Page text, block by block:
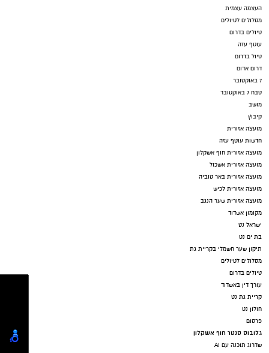
העצמה עצמית
מסלולים לטיולים
טיולים בדרום
עוטף עזה
טיול בדרום
דרום אדום
7 באוקטובר
טבח 7 באוקטובר
מושב
קיבוץ
מועצה אזורית
חדשות עוטף עזה
מועצה אזורית חוף אשקלון
מועצה אזורית אשכול
מועצה אזורית באר טוביה
מועצה אזורית לכיש
מועצה אזורית שער הנגב
מקומון אשדוד
ישראל נט
בת ים נט
תיקון שער חשמלי בקריית גת
מסלולים לטיולים
טיולים בדרום
עורך דין באשדוד
קריית גת נט
חולון נט
פרסום
גלובוס סנטר חוף אשקלון
שדרוג תוכנה עם AI